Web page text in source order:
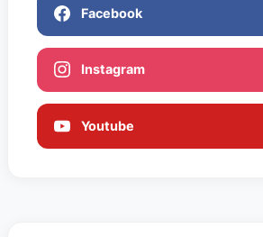
Facebook
Instagram
Youtube